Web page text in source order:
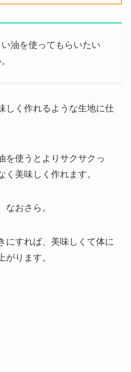
油を使ってもらいたい
しく作れるような生地に仕
を使うとよりサクサクっ
く美味しく作れます。
なおさら。
にすれば、美味しくて体に
がります。